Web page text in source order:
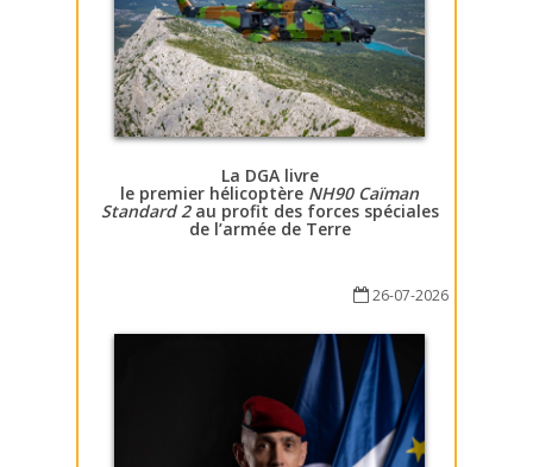
La DGA livre
le premier hélicoptère NH90 Caïman
Standard 2au profit des forces spéciales
de l’armée de Terre
26-07-2026